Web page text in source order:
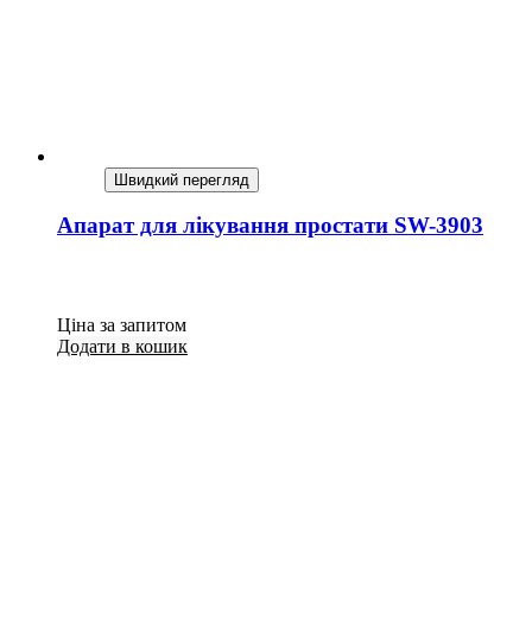
Швидкий перегляд
Апарат для лікування простати SW-3903
Ціна за запитом
Додати в кошик